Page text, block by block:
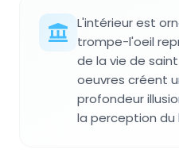
L'intérieur est
trompe-l'oeil
de la vie de
oeuvres créent
profondeur
la perception du